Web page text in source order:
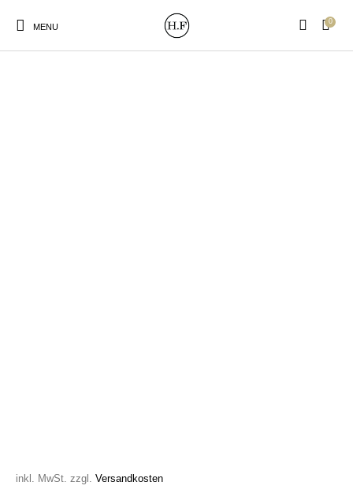
MENU
0
inkl. MwSt. zzgl.Versandkosten